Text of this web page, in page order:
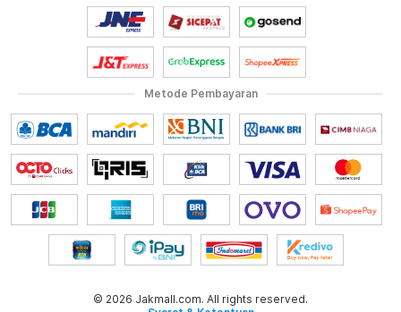
Metode Pembayaran
© 2026 Jakmall.com. All rights reserved.